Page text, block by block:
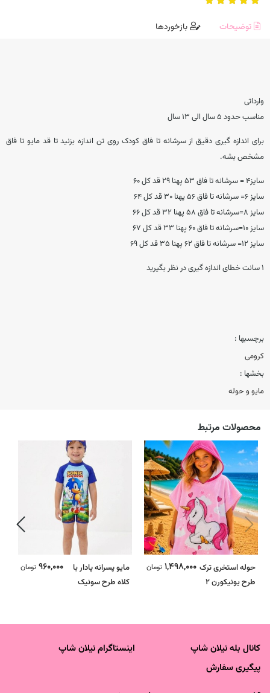
توضیحات بازخوردها
وارداتی
مناسب حدود ۵ سال الی ۱۳ سال
برای اندازه گیری دقیق از سرشانه تا فاق کودک روی تن اندازه بزنید تا قد مایو تا فاق
مشخص بشه.
سایز۴ = سرشانه تا فاق ۵۳ پهنا ۲۹ قد کل ۶۰
سایز ۶= سرشانه تا فاق ۵۶ پهنا ۳۰ قد کل ۶۴
سایز ۸=سرشانه تا فاق ۵۸ پهنا ۳۲ قد کل ۶۶
سایز ۱۰=سرشانه تا فاق ۶۰ پهنا ۳۳ قد کل ۶۷
سایز ۱۲= سرشانه تا فاق ۶۲ پهنا ۳۵ قد کل ۶۹
1 سانت خطای اندازه گیری در نظر بگیرید
برچسبها :
کرومی
بخشها :
مایو و حوله
محصولات مرتبط
حوله استخری ترک
طرح یونیکورن 2
1,498,000 تومان
مایو پسرانه پادار با
کلاه طرح سونیک
960,000 تومان
کانال بله نیلان شاپ
اینستاگرام نیلان شاپ
پیگیری سفارش